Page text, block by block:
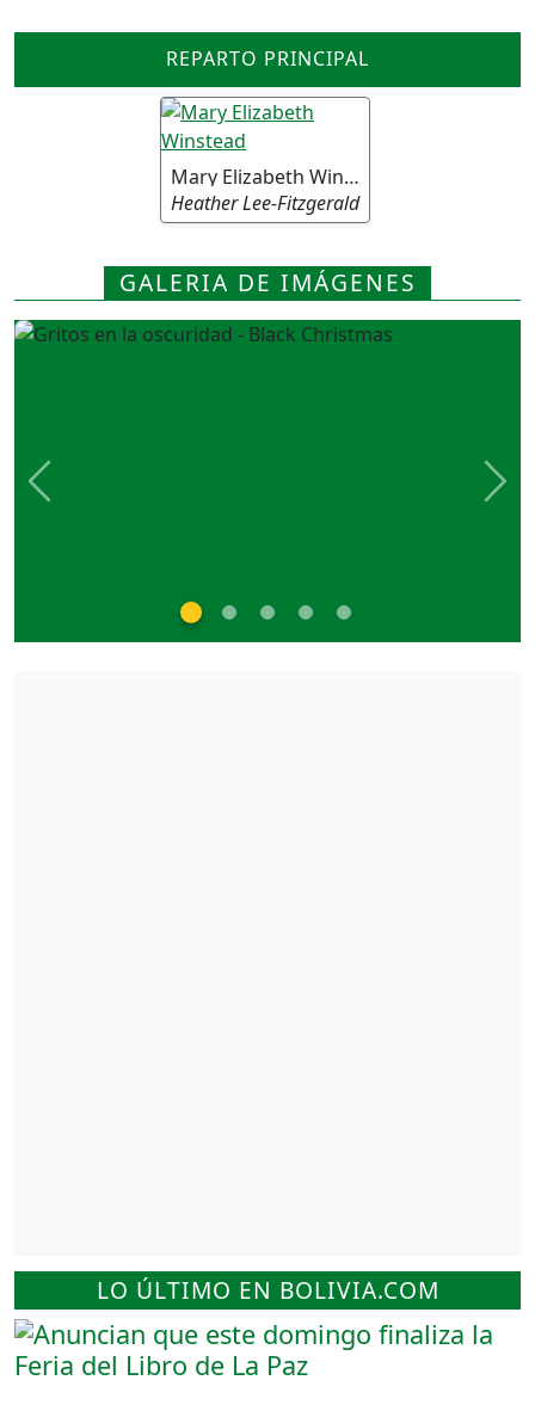
REPARTO PRINCIPAL
Mary Elizabeth Winstead
Heather Lee-Fitzgerald
GALERIA DE IMÁGENES
Previous Next
LO ÚLTIMO EN BOLIVIA.COM